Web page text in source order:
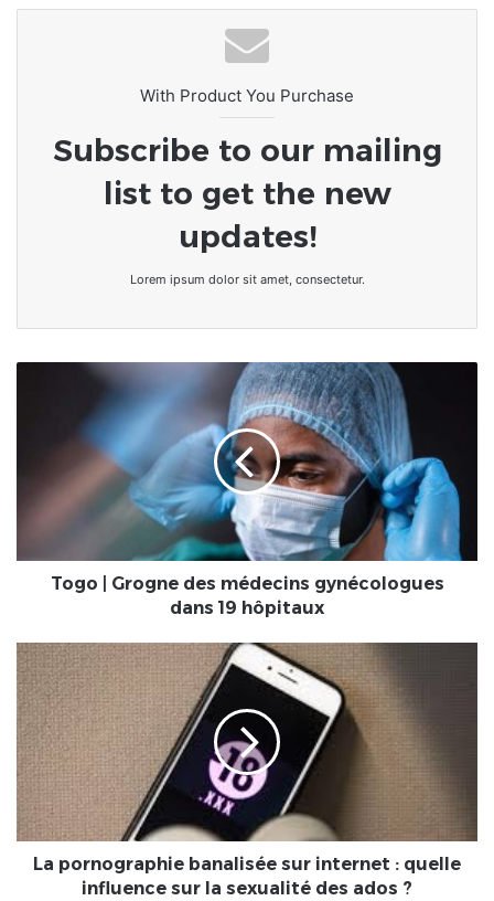
With Product You Purchase
Subscribe to our mailing
list to get the new
updates!
Lorem ipsum dolor sit amet, consectetur.
gynécologues
Togo | Grogne des médecins gynécologues
dans 19 hôpitaux
La
pornographie
banalisée
sur
internet
:
quelle
influence
sur
La pornographie banalisée sur internet : quelle
influence sur la sexualité des ados ?